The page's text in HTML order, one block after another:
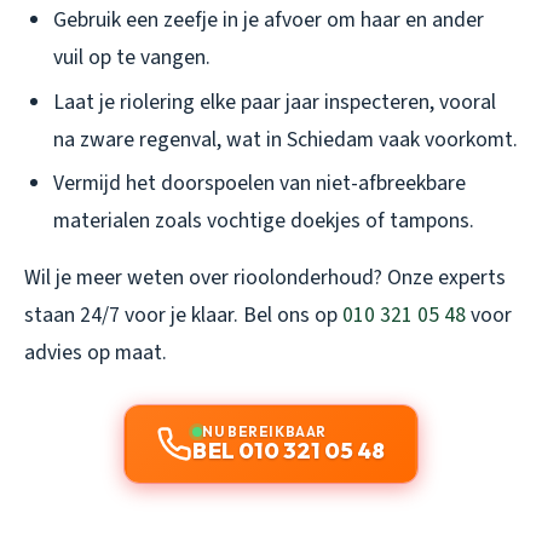
Gebruik een zeefje in je afvoer om haar en ander
vuil op te vangen.
Laat je riolering elke paar jaar inspecteren, vooral
na zware regenval, wat in Schiedam vaak voorkomt.
Vermijd het doorspoelen van niet-afbreekbare
materialen zoals vochtige doekjes of tampons.
Wil je meer weten over rioolonderhoud? Onze experts
staan 24/7 voor je klaar. Bel ons op 010 321 05 48voor
advies op maat.
NU BEREIKBAAR
BEL 010 321 05 48